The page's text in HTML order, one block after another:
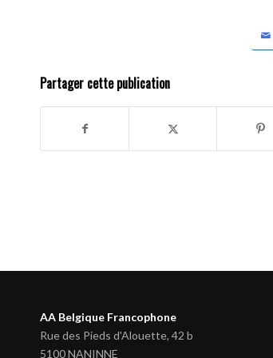
Partager cette publication
AA Belgique Francophone
Rue des Pieds d'Alouette, 42 b
5100 NANINNE